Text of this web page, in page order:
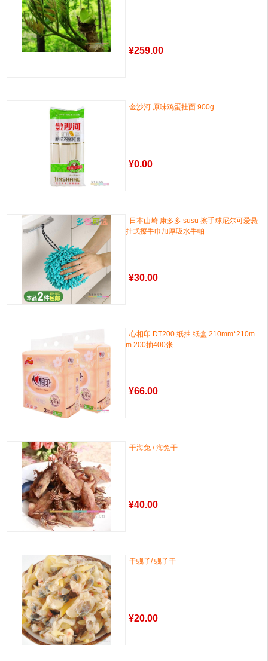
¥259.00
金沙河 原味鸡蛋挂面 900g
¥0.00
日本山崎 康多多 susu 擦手球尼尔可爱悬
挂式擦手巾加厚吸水手帕
¥30.00
心相印 DT200 纸抽 纸盒 210mm*210m
m 200抽400张
¥66.00
干海兔 / 海兔干
¥40.00
干蚬子/ 蚬子干
¥20.00